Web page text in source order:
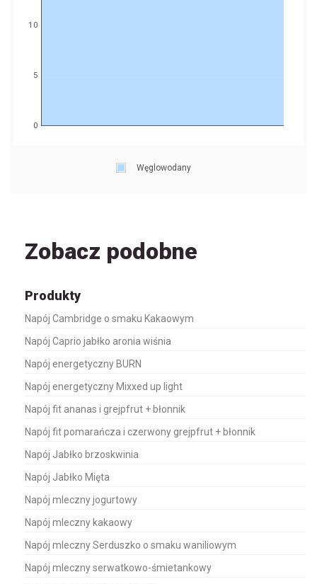
0
5
10
Węglowodany
Zobacz podobne
Produkty
Napój Cambridge o smaku Kakaowym
Napój Caprio jabłko aronia wiśnia
Napój energetyczny BURN
Napój energetyczny Mixxed up light
Napój fit ananas i grejpfrut + błonnik
Napój fit pomarańcza i czerwony grejpfrut + błonnik
Napój Jabłko brzoskwinia
Napój Jabłko Mięta
Napój mleczny jogurtowy
Napój mleczny kakaowy
Napój mleczny Serduszko o smaku waniliowym
Napój mleczny serwatkowo-śmietankowy